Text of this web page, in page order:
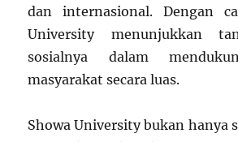
dan internasional. Dengan
University menunjukkan
sosialnya dalam
masyarakat secara luas.
Showa University bukan hanya